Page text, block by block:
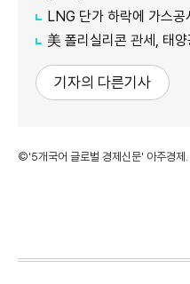
LNG 단가 하락에 가스공사 상반
美 폴리실리콘 관세, 태양광 영
기자의 다른기사
©'5개국어 글로벌 경제신문' 아주경제.